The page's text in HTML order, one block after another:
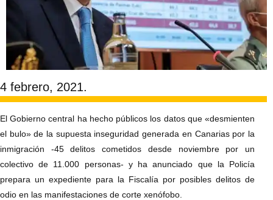
4 febrero, 2021.
El Gobierno central ha hecho públicos los datos que «desmienten
el bulo» de la supuesta inseguridad generada en Canarias por la
inmigración -45 delitos cometidos desde noviembre por un
colectivo de 11.000 personas- y ha anunciado que la Policía
prepara un expediente para la Fiscalía por posibles delitos de
odio en las manifestaciones de corte xenófobo.